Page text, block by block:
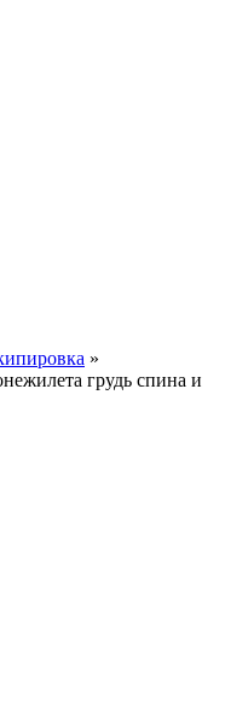
»
грудь спина и